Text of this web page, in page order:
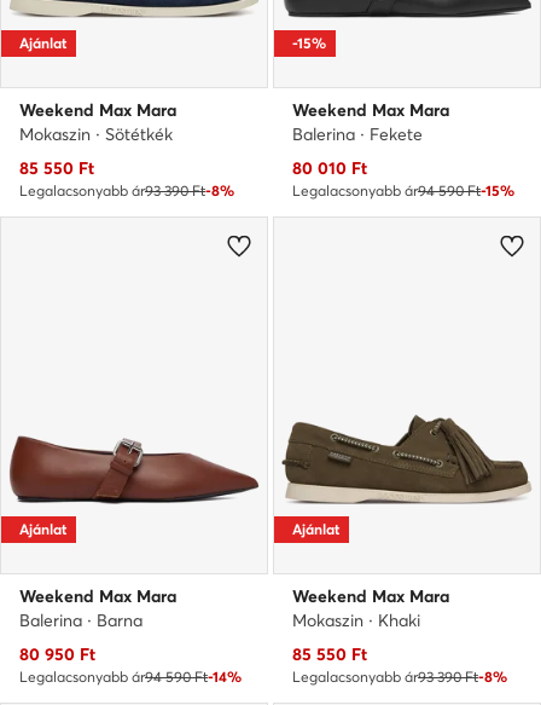
Ajánlat
Weekend Max Mara
Mokaszin · Sötétkék
Aktuális ár
85 550 Ft
Legalacsonyabb ár93 390 Ft-8%
-15%
Weekend Max Mara
Balerina · Fekete
Aktuális ár
80 010 Ft
Legalacsonyabb ár94 590 Ft-15%
Ajánlat
Weekend Max Mara
Balerina · Barna
Aktuális ár
80 950 Ft
Legalacsonyabb ár94 590 Ft-14%
Ajánlat
Weekend Max Mara
Mokaszin · Khaki
Aktuális ár
85 550 Ft
Legalacsonyabb ár93 390 Ft-8%